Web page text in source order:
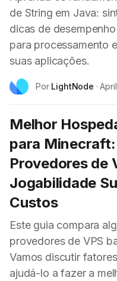
de String em Java:
dicas de
para processamento
suas aplicações.
Por LightNode ·
Melhor
para
Provedores de
Jogabilidade
Custos
Este guia compara
provedores de VPS
Vamos discutir
ajudá-lo a fazer a